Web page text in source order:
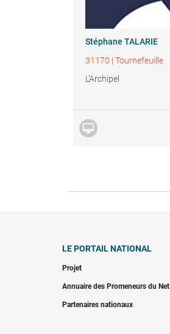
Stéphane TALARIE
31170 | Tournefeuille
L'Archipel

LE PORTAIL NATIONAL
Projet
Annuaire des Promeneurs du Net
Partenaires nationaux